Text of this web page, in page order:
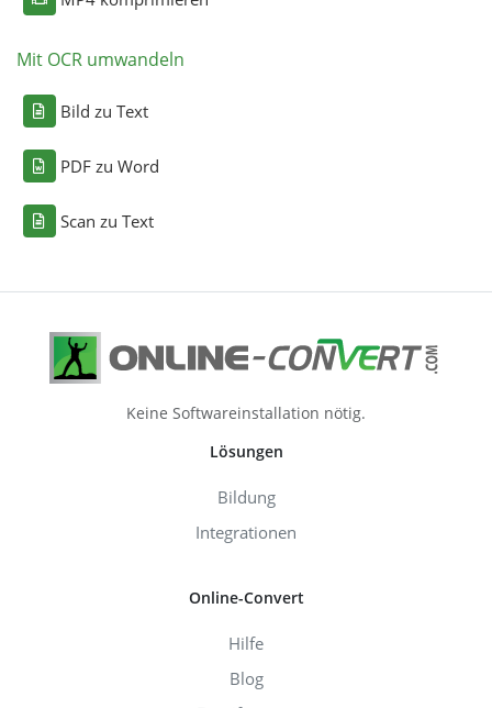
Mit OCR umwandeln
Bild zu Text
PDF zu Word
Scan zu Text
Keine Softwareinstallation nötig.
Lösungen
Bildung
Integrationen
Online-Convert
Hilfe
Blog